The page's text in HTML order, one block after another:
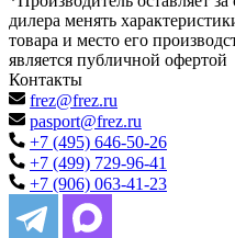
дилера менять
товара и место его
является публичной офертой
Контакты
frez@frez.ru
pasport@frez.ru
+7 (495) 646-50-26
+7 (499) 729-96-41
+7 (906) 063-41-23